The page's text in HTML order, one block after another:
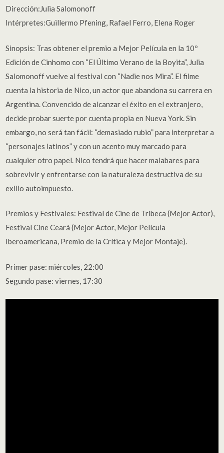
Dirección:Julia Salomonoff
Intérpretes:Guillermo Pfening, Rafael Ferro, Elena Roger
Sinopsis: Tras obtener el premio a Mejor Película en la 10º
Edición de Cinhomo con “El Último Verano de la Boyita”, Julia
Salomonoff vuelve al festival con “Nadie nos Mira”. El filme
cuenta la historia de Nico, un actor que abandona su carrera en
Argentina. Convencido de alcanzar el éxito en el extranjero,
decide probar suerte por cuenta propia en Nueva York. Sin
embargo, no será tan fácil: “demasiado rubio” para interpretar a
“personajes latinos” y con un acento muy marcado para
cualquier otro papel. Nico tendrá que hacer malabares para
sobrevivir y enfrentarse con la naturaleza destructiva de su
exilio autoimpuesto.
Premios y Festivales: Festival de Cine de Tribeca (Mejor Actor),
Festival Cine Ceará (Mejor Actor, Mejor Película
Iberoamericana, Premio de la Crítica y Mejor Montaje).
Primer pase: miércoles, 22:00
Segundo pase: viernes, 17:30